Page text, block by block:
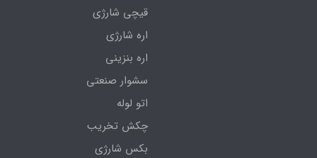
قیچی شارژی
اره شارژی
اره بنزینی
سشوار صنعتی
اتو لوله
چکش تخریب
بکس شارژی